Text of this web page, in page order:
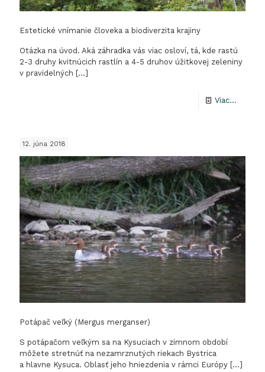
Estetické vnímanie človeka a biodiverzita krajiny
Otázka na úvod. Aká záhradka vás viac osloví, tá, kde rastú
2-3 druhy kvitnúcich rastlín a 4-5 druhov úžitkovej zeleniny
v pravidelných […]
Viac...
a
krajiny
12. júna 2018
Potápač veľký (Mergus merganser)
S potápačom veľkým sa na Kysuciach v zimnom období
môžete stretnúť na nezamrznutých riekach Bystrica
a hlavne Kysuca. Oblasť jeho hniezdenia v rámci Európy […]